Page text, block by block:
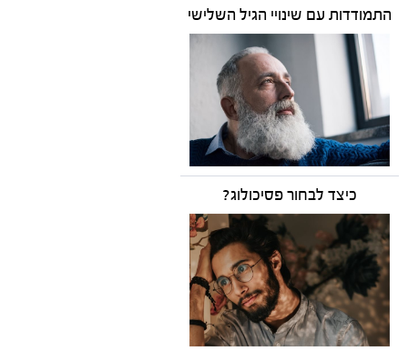
התמודדות עם שינויי הגיל השלישי
כיצד לבחור פסיכולוג?